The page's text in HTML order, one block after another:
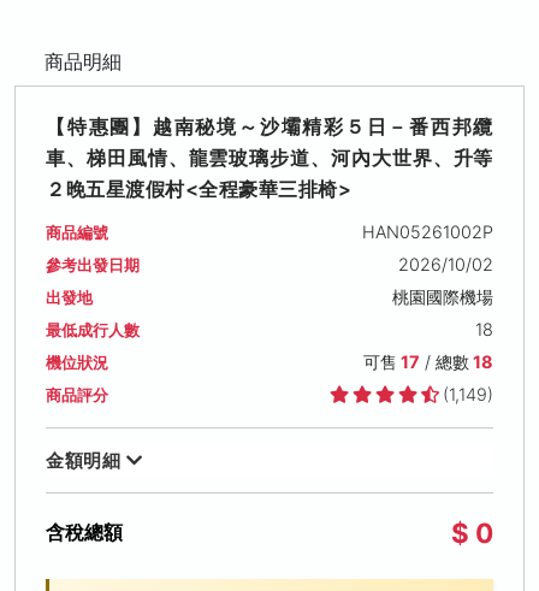
商品明細
【特惠團】越南秘境～沙壩精彩５日－番西邦纜
車、梯田風情、龍雲玻璃步道、河內大世界、升等
２晚五星渡假村<全程豪華三排椅>
商品編號 HAN05261002P
參考出發日期 2026/10/02
出發地 桃園國際機場
最低成行人數 18
機位狀況 可售 17 / 總數18
商品評分 (1,149)
金額明細
含稅總額 $ 0